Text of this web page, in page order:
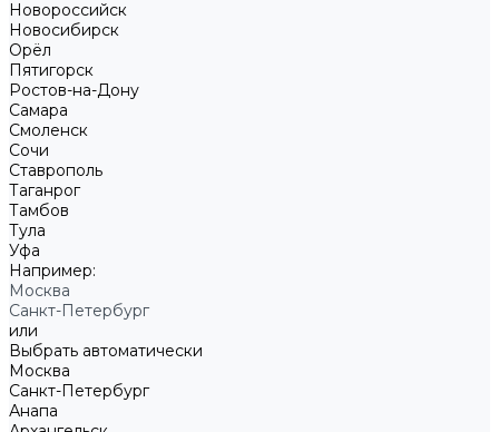
Новороссийск
Новосибирск
Орёл
Пятигорск
Ростов-на-Дону
Самара
Смоленск
Сочи
Ставрополь
Таганрог
Тамбов
Тула
Уфа
Например:
Москва
Санкт-Петербург
или
Выбрать автоматически
Москва
Санкт-Петербург
Анапа